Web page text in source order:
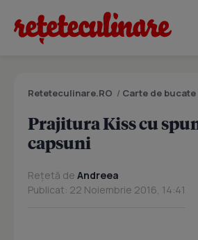
Reteteculinare.RO / Carte de bucate
Prajitura Kiss cu
capsuni
Rețetă de Andreea
Publicat: 22 Noiembrie 2016, 14:41